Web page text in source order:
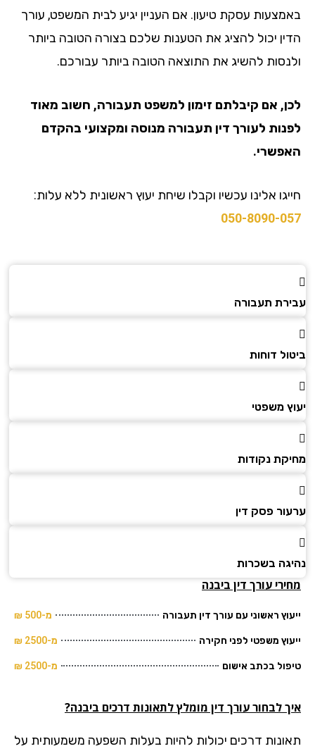
עסקת טיעון. אם העניין יגיע לבית המשפט, עורך
יכול להציג את הטענות שלכם בצורה הטובה ביותר
להשיג את התוצאה הטובה ביותר עבורכם.
אם קיבלתם זימון למשפט תעבורה, חשוב מאוד
לעורך דין תעבורה מנוסה ומקצועי בהקדם
אלינו עכשיו וקבלו שיחת יעוץ ראשונית ללא עלות:
050-8090-
תעבורה
דוחות
משפטי
נקודות
פסק דין
בשכרות
עורך דין ביבנה
ראשוני עם עורך דין תעבורה מ-500 ₪
משפטי לפני חקירה מ-2500 ₪
בכתב אישום מ-2500 ₪
לבחור עורך דין מומלץ לתאונות דרכים ביבנה?
דרכים יכולות להיות בעלות השפעה משמעותית על